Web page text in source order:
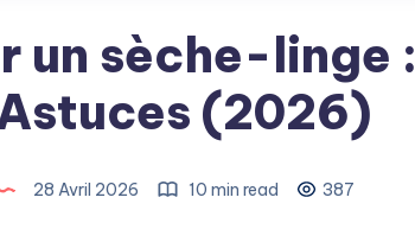
un sèche-linge :
(2026)
28 Avril 2026 10 min read 387